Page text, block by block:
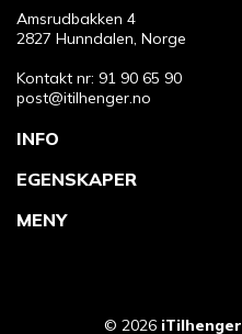
Amsrudbakken 4
2827 Hunndalen, Norge
Kontakt nr: 91 90 65 90
post@itilhenger.no
INFO
EGENSKAPER
MENY
© 2026 iTilhenger